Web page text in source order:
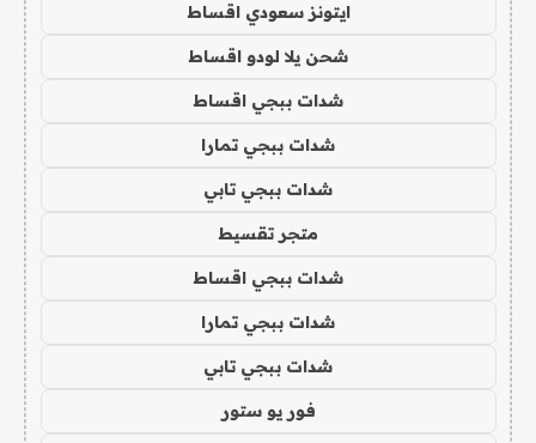
ايتونز سعودي اقساط
شحن يلا لودو اقساط
شدات ببجي اقساط
شدات ببجي تمارا
شدات ببجي تابي
متجر تقسيط
شدات ببجي اقساط
شدات ببجي تمارا
شدات ببجي تابي
فور يو ستور